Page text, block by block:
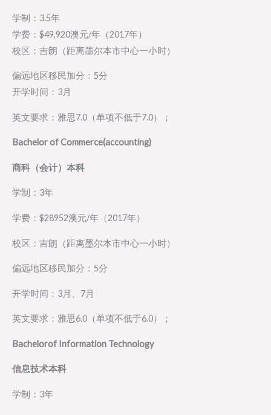
学制：3.5年
学费：$49,920澳元/年（2017年）
校区：吉朗（距离墨尔本市中心一小时）
偏远地区移民加分：5分
开学时间：3月
英文要求：雅思7.0（单项不低于7.0）；
Bachelor of Commerce(accounting)
商科（会计）本科
学制：3年
学费：$28952澳元/年（2017年）
校区：吉朗（距离墨尔本市中心一小时）
偏远地区移民加分：5分
开学时间：3月、7月
英文要求：雅思6.0（单项不低于6.0）；
Bachelorof Information Technology
信息技术本科
学制：3年